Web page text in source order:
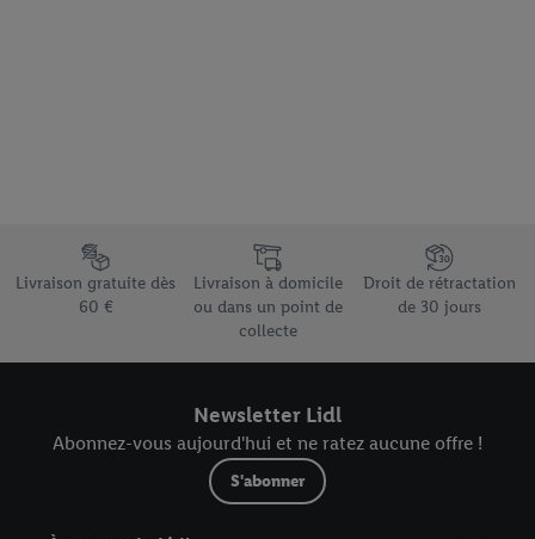
Élément du pied de page avec les différents arguments de
Livraison gratuite dès
60 €
Livraison à domicile
ou dans un point de
collecte
Droit de rétractation
de 30 jours
Newsletter Lidl
Abonnez-vous aujourd'hui et ne ratez aucune offre !
S'abonner